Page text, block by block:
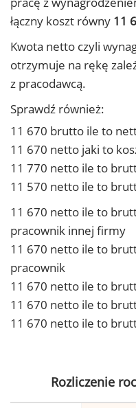
łączny koszt równy 11
Kwota netto czyli
otrzymuje na rękę
z pracodawcą.
Sprawdź również:
11 670 brutto ile to
11 670 netto jaki to
11 770 netto ile to
11 570 netto ile to
11 670 netto ile to
pracownik innej firmy
11 670 netto ile to
pracownik
11 670 netto ile to
11 670 netto ile to
11 670 netto ile to
Rozliczenie